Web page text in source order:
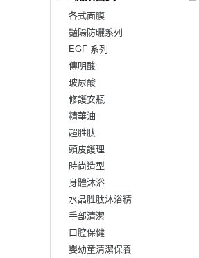
各式面膜
豔陽防曬系列
EGF 系列
傳明酸
玻尿酸
修護安瓶
精華油
超胜肽
頭皮護理
時尚造型
身體沐浴
水晶胜肽沐浴精
手部清潔
口腔保健
嬰幼童清潔保養